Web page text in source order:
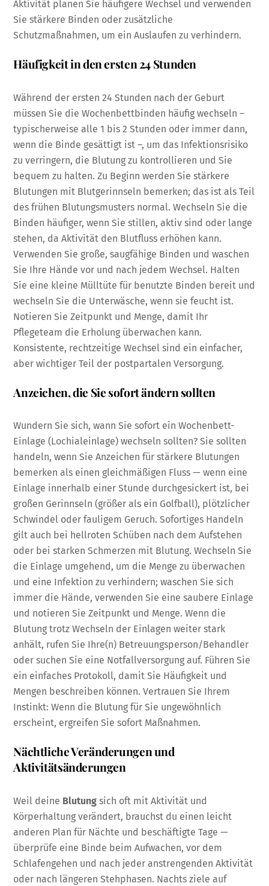
Aktivität planen Sie häufigere Wechsel und verwenden
Sie stärkere Binden oder zusätzliche
Schutzmaßnahmen, um ein Auslaufen zu verhindern.
Häufigkeit in den ersten 24 Stunden
Während der ersten 24 Stunden nach der Geburt
müssen Sie die Wochenbettbinden häufig wechseln –
typischerweise alle 1 bis 2 Stunden oder immer dann,
wenn die Binde gesättigt ist –, um das Infektionsrisiko
zu verringern, die Blutung zu kontrollieren und Sie
bequem zu halten. Zu Beginn werden Sie stärkere
Blutungen mit Blutgerinnseln bemerken; das ist als Teil
des frühen Blutungsmusters normal. Wechseln Sie die
Binden häufiger, wenn Sie stillen, aktiv sind oder lange
stehen, da Aktivität den Blutfluss erhöhen kann.
Verwenden Sie große, saugfähige Binden und waschen
Sie Ihre Hände vor und nach jedem Wechsel. Halten
Sie eine kleine Mülltüte für benutzte Binden bereit und
wechseln Sie die Unterwäsche, wenn sie feucht ist.
Notieren Sie Zeitpunkt und Menge, damit Ihr
Pflegeteam die Erholung überwachen kann.
Konsistente, rechtzeitige Wechsel sind ein einfacher,
aber wichtiger Teil der postpartalen Versorgung.
Anzeichen, die Sie sofort ändern sollten
Wundern Sie sich, wann Sie sofort ein Wochenbett-
Einlage (Lochialeinlage) wechseln sollten? Sie sollten
handeln, wenn Sie Anzeichen für stärkere Blutungen
bemerken als einen gleichmäßigen Fluss — wenn eine
Einlage innerhalb einer Stunde durchgesickert ist, bei
großen Gerinnseln (größer als ein Golfball), plötzlicher
Schwindel oder fauligem Geruch. Sofortiges Handeln
gilt auch bei hellroten Schüben nach dem Aufstehen
oder bei starken Schmerzen mit Blutung. Wechseln Sie
die Einlage umgehend, um die Menge zu überwachen
und eine Infektion zu verhindern; waschen Sie sich
immer die Hände, verwenden Sie eine saubere Einlage
und notieren Sie Zeitpunkt und Menge. Wenn die
Blutung trotz Wechseln der Einlagen weiter stark
anhält, rufen Sie Ihre(n) Betreuungsperson/Behandler
oder suchen Sie eine Notfallversorgung auf. Führen Sie
ein einfaches Protokoll, damit Sie Häufigkeit und
Mengen beschreiben können. Vertrauen Sie Ihrem
Instinkt: Wenn die Blutung für Sie ungewöhnlich
erscheint, ergreifen Sie sofort Maßnahmen.
Nächtliche Veränderungen und
Aktivitätsänderungen
Weil deine Blutung sich oft mit Aktivität und
Körperhaltung verändert, brauchst du einen leicht
anderen Plan für Nächte und beschäftigte Tage —
überprüfe eine Binde beim Aufwachen, vor dem
Schlafengehen und nach jeder anstrengenden Aktivität
oder nach längeren Stehphasen. Nachts ziele auf